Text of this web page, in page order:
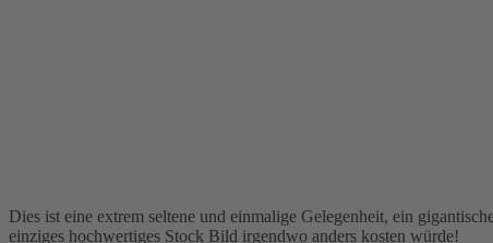
Dies ist eine extrem seltene und einmalige Gelegenheit, ein
einziges hochwertiges Stock Bild irgendwo anders kosten würde!